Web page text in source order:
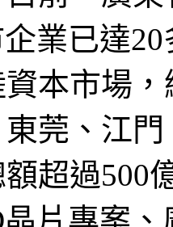
業已達
本市場
莞、江
超過500
片專案